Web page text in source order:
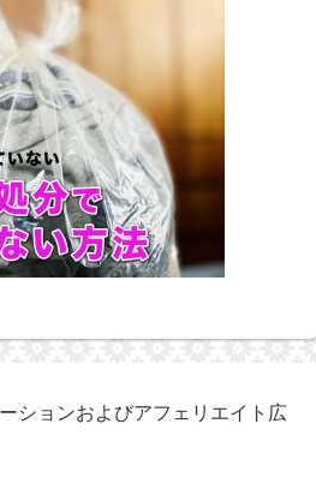
ションおよびアフェリエイト広